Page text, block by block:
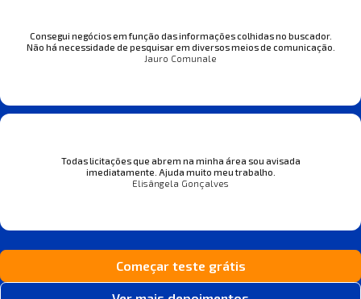
Consegui negócios em função das informações colhidas no buscador.
Não há necessidade de pesquisar em diversos meios de comunicação.
Jauro Comunale
Todas licitações que abrem na minha área sou avisada
imediatamente. Ajuda muito meu trabalho.
Elisângela Gonçalves
Começar teste grátis